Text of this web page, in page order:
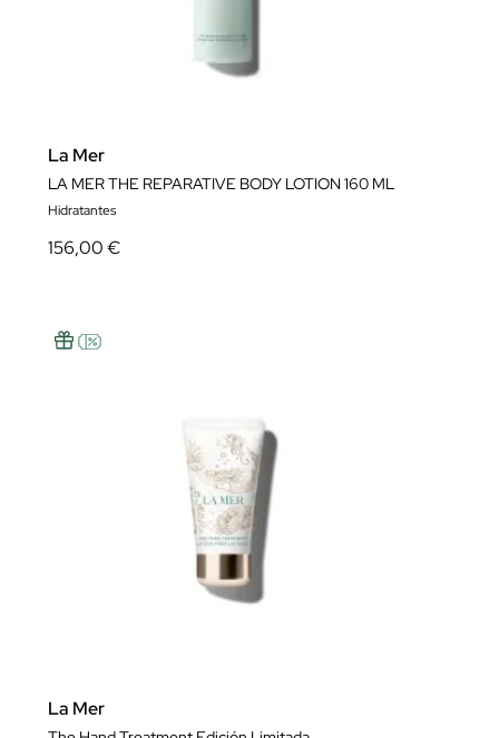
La Mer
LA MER THE REPARATIVE BODY LOTION 160 ML
Hidratantes
156,00 €
La Mer